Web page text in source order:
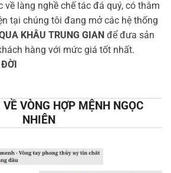
về làng nghề chế tác đá quý, có thâm
tại chúng tôi đang mở các hệ thống
KHÂU TRUNG GIAN để đưa sản
hàng với mức giá tốt nhất.
VÒNG HỢP MỆNH NGỌC
NHIÊN